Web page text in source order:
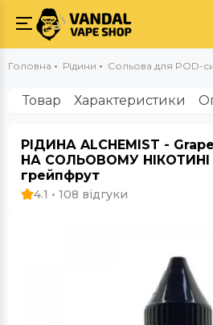
Головна Рідини Сольова для POD-
Товар Характеристики
РІДИНА ALCHEMIST -
НА СОЛЬОВОМУ
грейпфрут
4.1 • 108 відгуки